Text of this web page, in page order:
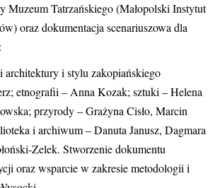
Muzeum Tatrzańskiego (Małopolski Instytut
oraz dokumentacja scenariuszowa dla
architektury i stylu zakopiańskiego
etnografii – Anna Kozak; sztuki – Helena
przyrody – Grażyna Cisło, Marcin
i archiwum – Danuta Janusz, Dagmara
Zelek. Stworzenie dokumentu
oraz wsparcie w zakresie metodologii i